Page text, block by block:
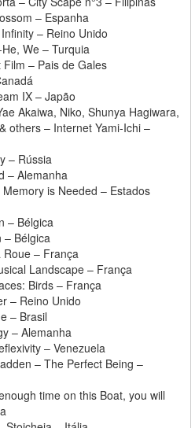
– Espanha
– Reino Unido
We – Turquia
– Pais de Gales
IX – Japão
Akaiwa, Niko, Shunya Hagiwara,
others – Internet Yami-Ichi –
– Rússia
– Alemanha
is Needed – Estados
– Bélgica
– Bélgica
– França
Landscape – França
Birds – França
– Reino Unido
– Brasil
– Alemanha
– Venezuela
– The Perfect Being –
time on this Boat, you will